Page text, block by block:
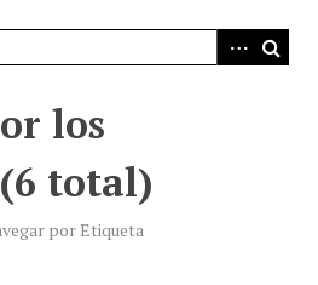
los
total)
por Etiqueta